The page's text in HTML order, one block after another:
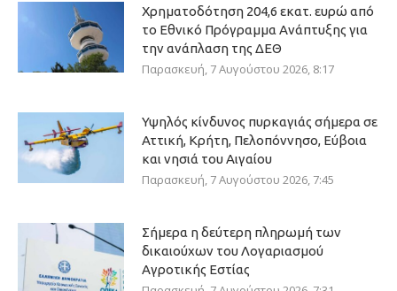
Χρηματοδότηση 204,6 εκατ. ευρώ από
το Εθνικό Πρόγραμμα Ανάπτυξης για
την ανάπλαση της ΔΕΘ
Παρασκευή, 7 Αυγούστου 2026, 8:17
Υψηλός κίνδυνος πυρκαγιάς σήμερα σε
Αττική, Κρήτη, Πελοπόννησο, Εύβοια
και νησιά του Αιγαίου
Παρασκευή, 7 Αυγούστου 2026, 7:45
Σήμερα η δεύτερη πληρωμή των
δικαιούχων του Λογαριασμού
Αγροτικής Εστίας